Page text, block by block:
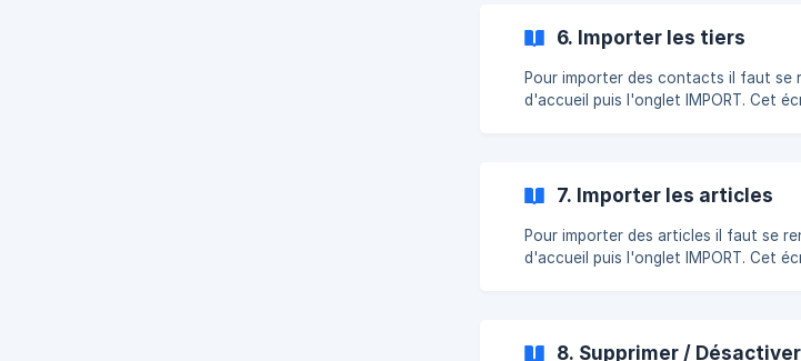
pouvez utiliser EMP
6. Importer les tiers
Pour importer des contacts il faut se
d'accueil puis l'onglet IMPORT. Cet écran permet de gérer tous les imports
7. Importer les articles
Pour importer des articles il faut se
d'accueil puis l'onglet IMPORT. Cet écran permet de gérer tous les imports
8. Supprimer /